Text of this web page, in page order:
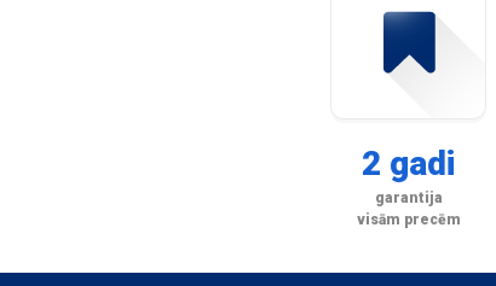
2 gadi
garantija
visām precēm